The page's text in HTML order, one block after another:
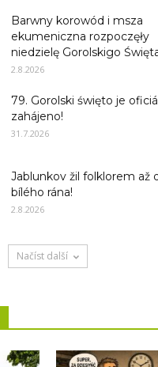
Barwny korowód i msza
ekumeniczna rozpoczęły
niedzielę Gorolskigo
2.8.2026
79. Gorolski święto je
zahájeno!
31.7.2026
Jablunkov žil folklorem až
bílého rána!
2.8.2026
Načíst další